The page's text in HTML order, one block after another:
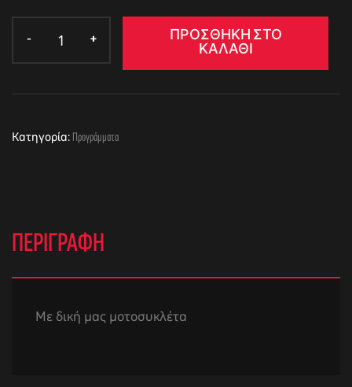
ΠΡΟΣΘΉΚΗ ΣΤΟ
ΚΑΛΆΘΙ
Κατηγορία:Προγράμματα
ΠΕΡΙΓΡΑΦΉ
Με δική μας μοτοσυκλέτα